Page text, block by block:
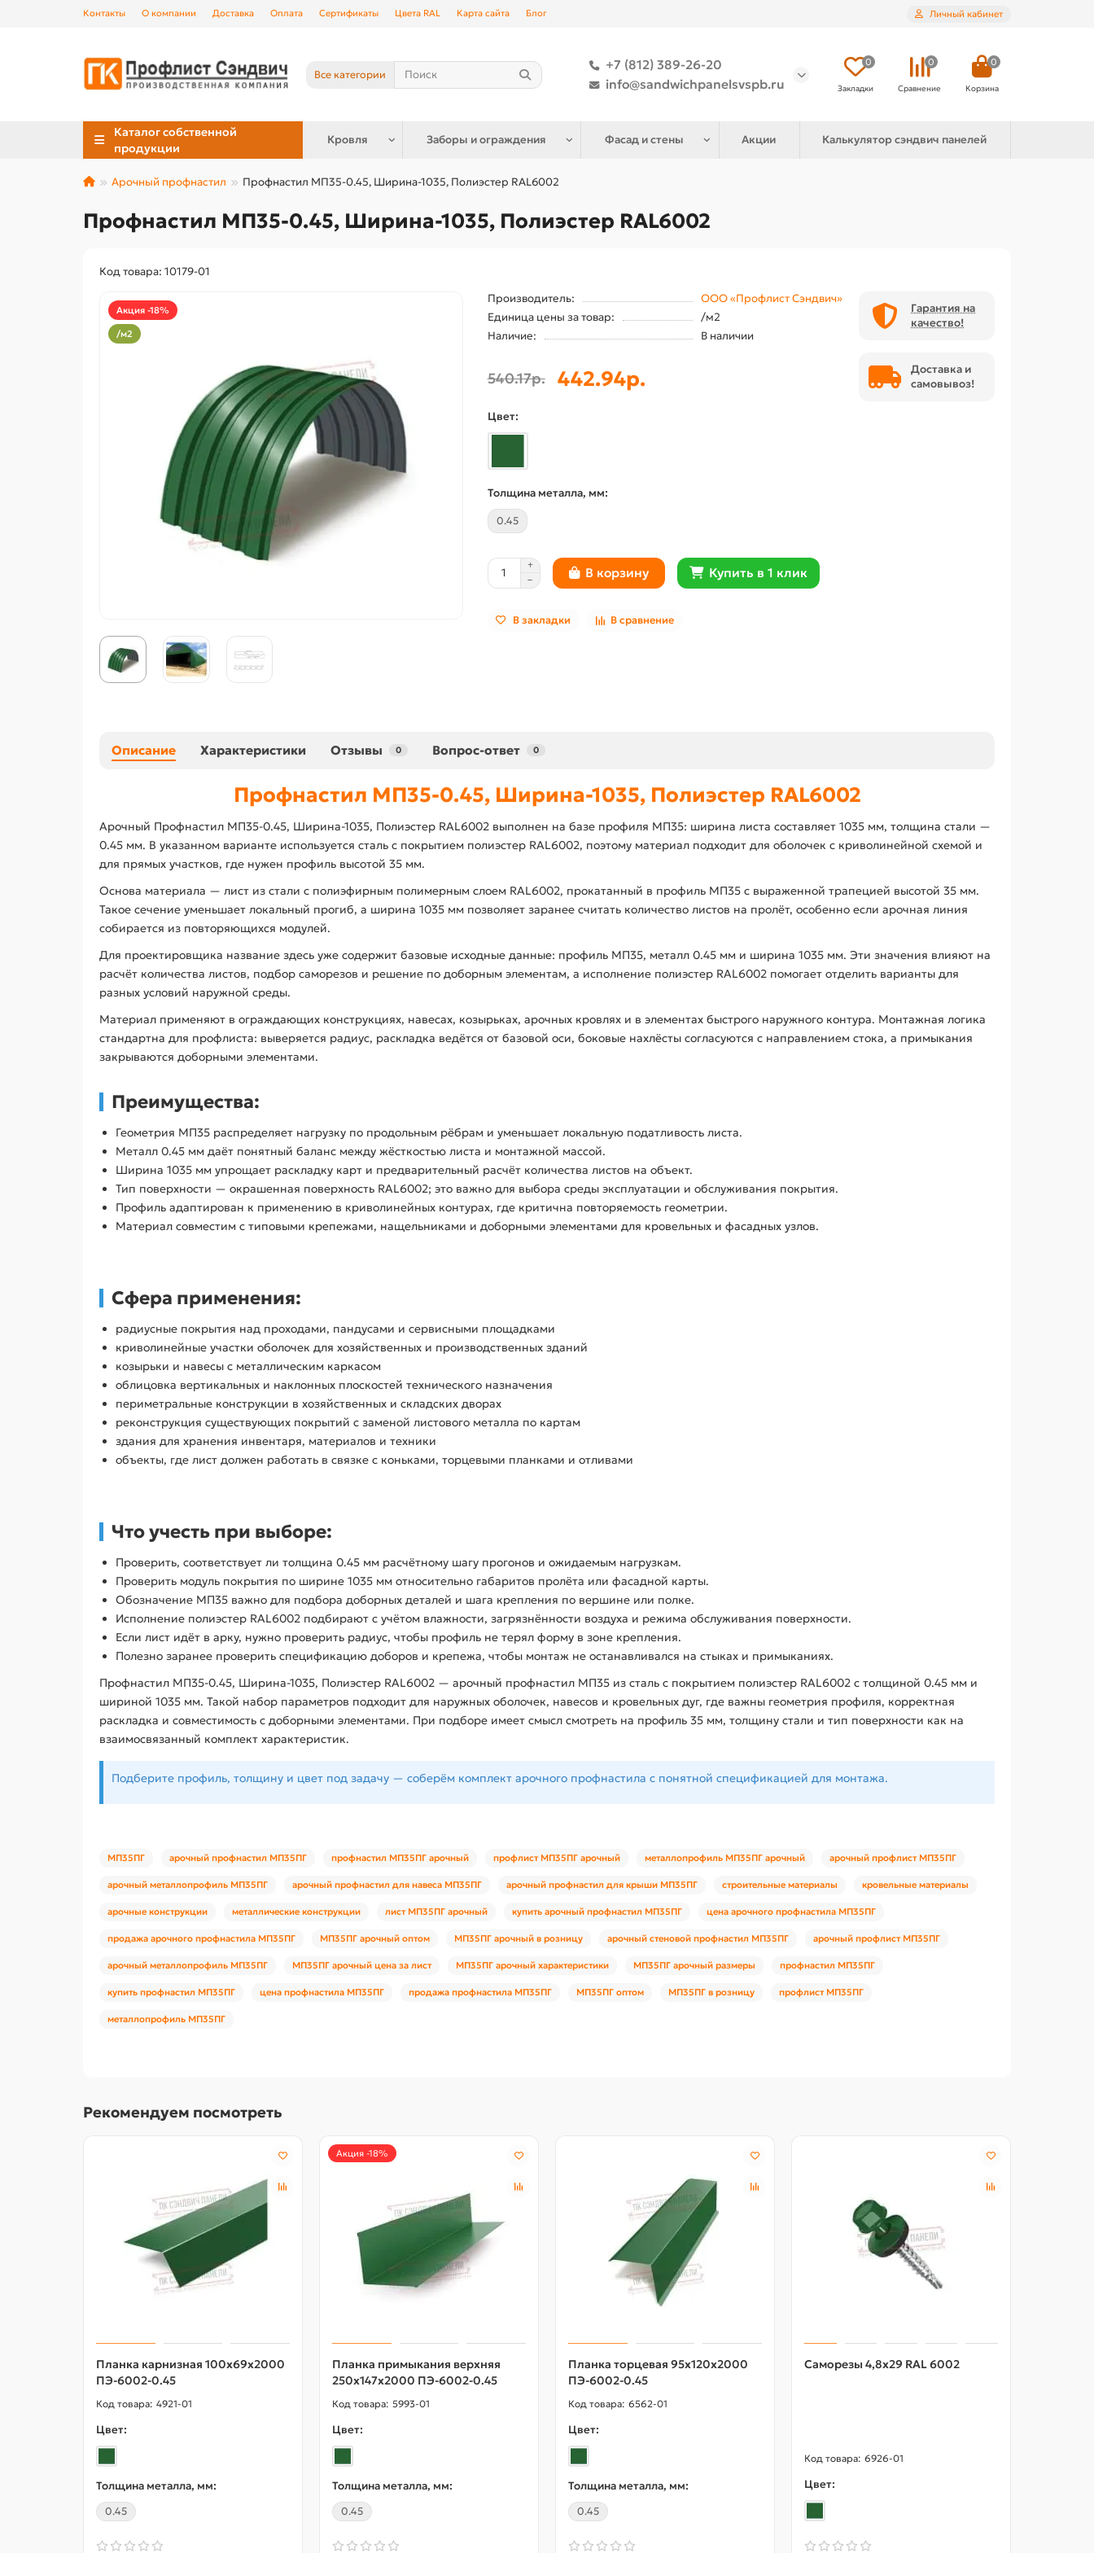
Контакты О компании Доставка Оплата Сертификаты Цвета RAL Карта сайта Блог Личный кабинет
Все категории
+7 (812) 389-26-20
info@sandwichpanelsvspb.ru
0
Закладки
0
Сравнение
0
Корзина
Каталог собственной
продукции
Кровля Заборы и ограждения Фасад и стены Акции Калькулятор сэндвич панелей
Арочный профнастил Профнастил МП35-0.45, Ширина-1035, Полиэстер RAL6002
Профнастил МП35-0.45, Ширина-1035, Полиэстер RAL6002
Код товара: 10179-01
Акция -18%
/м2
Производитель:
ООО «Профлист Сэндвич»
Единица цены за товар:
/м2
Наличие:
В наличии
540.17р. 442.94р.
Цвет:
Толщина металла, мм:
0.45
В корзину Купить в 1 клик
В закладки В сравнение
Гарантия на
качество!
Доставка и
самовывоз!
Описание Характеристики Отзывы 0 Вопрос-ответ 0
Профнастил МП35-0.45, Ширина-1035, Полиэстер RAL6002
Арочный Профнастил МП35-0.45, Ширина-1035, Полиэстер RAL6002 выполнен на базе профиля МП35: ширина листа составляет 1035 мм, толщина стали —
0.45 мм. В указанном варианте используется сталь с покрытием полиэстер RAL6002, поэтому материал подходит для оболочек с криволинейной схемой и
для прямых участков, где нужен профиль высотой 35 мм.
Основа материала — лист из стали с полиэфирным полимерным слоем RAL6002, прокатанный в профиль МП35 с выраженной трапецией высотой 35 мм.
Такое сечение уменьшает локальный прогиб, а ширина 1035 мм позволяет заранее считать количество листов на пролёт, особенно если арочная линия
собирается из повторяющихся модулей.
Для проектировщика название здесь уже содержит базовые исходные данные: профиль МП35, металл 0.45 мм и ширина 1035 мм. Эти значения влияют на
расчёт количества листов, подбор саморезов и решение по доборным элементам, а исполнение полиэстер RAL6002 помогает отделить варианты для
разных условий наружной среды.
Материал применяют в ограждающих конструкциях, навесах, козырьках, арочных кровлях и в элементах быстрого наружного контура. Монтажная логика
стандартна для профлиста: выверяется радиус, раскладка ведётся от базовой оси, боковые нахлёсты согласуются с направлением стока, а примыкания
закрываются доборными элементами.
Преимущества:
Геометрия МП35 распределяет нагрузку по продольным рёбрам и уменьшает локальную податливость листа.
Металл 0.45 мм даёт понятный баланс между жёсткостью листа и монтажной массой.
Ширина 1035 мм упрощает раскладку карт и предварительный расчёт количества листов на объект.
Тип поверхности — окрашенная поверхность RAL6002; это важно для выбора среды эксплуатации и обслуживания покрытия.
Профиль адаптирован к применению в криволинейных контурах, где критична повторяемость геометрии.
Материал совместим с типовыми крепежами, нащельниками и доборными элементами для кровельных и фасадных узлов.
Сфера применения:
радиусные покрытия над проходами, пандусами и сервисными площадками
криволинейные участки оболочек для хозяйственных и производственных зданий
козырьки и навесы с металлическим каркасом
облицовка вертикальных и наклонных плоскостей технического назначения
периметральные конструкции в хозяйственных и складских дворах
реконструкция существующих покрытий с заменой листового металла по картам
здания для хранения инвентаря, материалов и техники
объекты, где лист должен работать в связке с коньками, торцевыми планками и отливами
Что учесть при выборе:
Проверить, соответствует ли толщина 0.45 мм расчётному шагу прогонов и ожидаемым нагрузкам.
Проверить модуль покрытия по ширине 1035 мм относительно габаритов пролёта или фасадной карты.
Обозначение МП35 важно для подбора доборных деталей и шага крепления по вершине или полке.
Исполнение полиэстер RAL6002 подбирают с учётом влажности, загрязнённости воздуха и режима обслуживания поверхности.
Если лист идёт в арку, нужно проверить радиус, чтобы профиль не терял форму в зоне крепления.
Полезно заранее проверить спецификацию доборов и крепежа, чтобы монтаж не останавливался на стыках и примыканиях.
Профнастил МП35-0.45, Ширина-1035, Полиэстер RAL6002 — арочный профнастил МП35 из сталь с покрытием полиэстер RAL6002 с толщиной 0.45 мм и
шириной 1035 мм. Такой набор параметров подходит для наружных оболочек, навесов и кровельных дуг, где важны геометрия профиля, корректная
раскладка и совместимость с доборными элементами. При подборе имеет смысл смотреть на профиль 35 мм, толщину стали и тип поверхности как на
взаимосвязанный комплект характеристик.
Подберите профиль, толщину и цвет под задачу — соберём комплект арочного профнастила с понятной спецификацией для монтажа.
МП35ПГ арочный профнастил МП35ПГ профнастил МП35ПГ арочный профлист МП35ПГ арочный металлопрофиль МП35ПГ арочный арочный профлист МП35ПГ
арочный металлопрофиль МП35ПГ арочный профнастил для навеса МП35ПГ арочный профнастил для крыши МП35ПГ строительные материалы кровельные материалы
арочные конструкции металлические конструкции лист МП35ПГ арочный купить арочный профнастил МП35ПГ цена арочного профнастила МП35ПГ
продажа арочного профнастила МП35ПГ МП35ПГ арочный оптом МП35ПГ арочный в розницу арочный стеновой профнастил МП35ПГ арочный профлист МП35ПГ
арочный металлопрофиль МП35ПГ МП35ПГ арочный цена за лист МП35ПГ арочный характеристики МП35ПГ арочный размеры профнастил МП35ПГ
купить профнастил МП35ПГ цена профнастила МП35ПГ продажа профнастила МП35ПГ МП35ПГ оптом МП35ПГ в розницу профлист МП35ПГ
металлопрофиль МП35ПГ
Рекомендуем посмотреть
Планка карнизная 100х69х2000
ПЭ-6002-0.45
4921-01
Цвет:
Толщина металла, мм:
0.45
Акция -18%
Планка примыкания верхняя
250х147х2000 ПЭ-6002-0.45
5993-01
Цвет:
Толщина металла, мм:
0.45
Планка торцевая 95х120х2000
ПЭ-6002-0.45
6562-01
Цвет:
Толщина металла, мм:
0.45
Саморезы 4,8х29 RAL 6002
6926-01
Цвет: